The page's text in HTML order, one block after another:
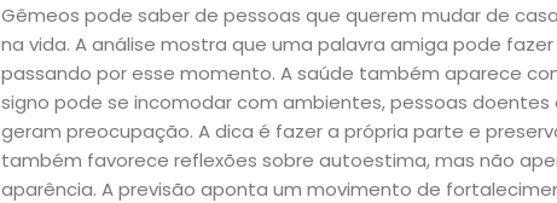
Gêmeos pode saber de pessoas que querem mudar de
na vida. A análise mostra que uma palavra amiga pode
passando por esse momento. A saúde também aparece
signo pode se incomodar com ambientes, pessoas
geram preocupação. A dica é fazer a própria parte e
também favorece reflexões sobre autoestima, mas não
aparência. A previsão aponta um movimento de